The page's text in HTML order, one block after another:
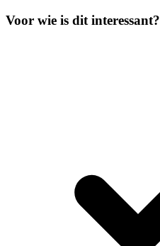
Voor wie is dit interessant?